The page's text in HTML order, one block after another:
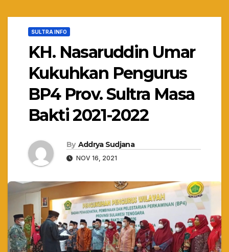
SULTRA INFO
KH. Nasaruddin Umar
Kukuhkan Pengurus
BP4 Prov. Sultra Masa
Bakti 2021-2022
By Addrya Sudjana
NOV 16, 2021